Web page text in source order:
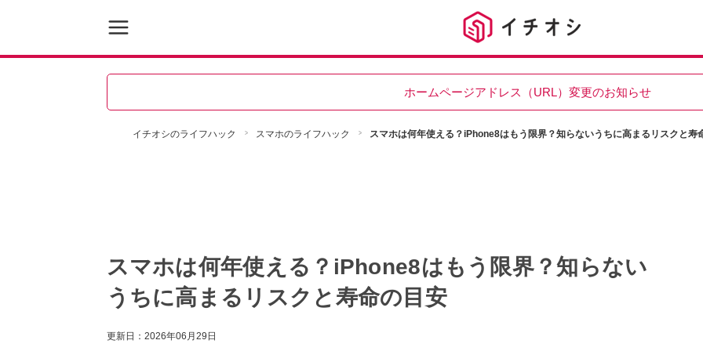
ホームページアドレス（URL）変更のお知らせ
イチオシのライフハック スマホのライフハック スマホは何年使える？iPhone8はもう限界？知らないうちに高まるリスクと寿
スマホは何年使える？iPhone8はもう限界？知らない
うちに高まるリスクと寿命の目安
更新日： 2026年06月29日